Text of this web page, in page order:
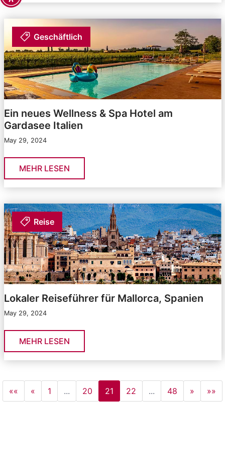
Geschäftlich
Ein neues Wellness & Spa Hotel am
Gardasee Italien
May 29, 2024
MEHR LESEN
Reise
Lokaler Reiseführer für Mallorca, Spanien
May 29, 2024
MEHR LESEN
«« « 1 ... 20 21 22 ... 48 » »»